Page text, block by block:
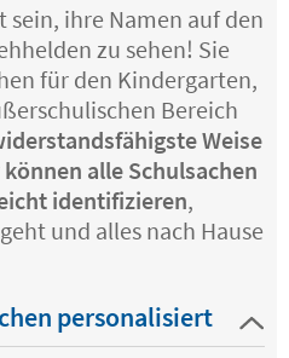
ihre Namen auf den
zu sehen! Sie
für den Kindergarten,
Bereich
Weise
können alle Schulsachen
identifizieren,
und alles nach Hause
personalisiert